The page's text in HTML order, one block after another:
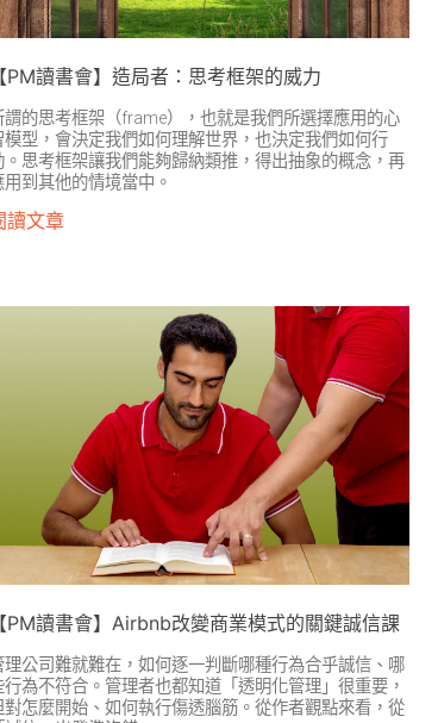
【PM讀書會】造局者：思考框架的威力
謂的思考框架（frame），也就是我們所選擇應用的心
模型，會決定我們如何理解世界，也決定我們如何行
。思考框架讓我們能夠歸納類推，得出抽象的概念，再
用到其他的情境當中。
讀文章
【PM讀書會】Airbnb改變商業模式的關鍵誠信課
理公司難就難在，如何逐一判斷哪種行為合乎誠信、哪
行為不符合。管理者也都知道「透明化管理」很重要，
對怎麼開始、如何執行傷透腦筋。從作者觀點來看，從